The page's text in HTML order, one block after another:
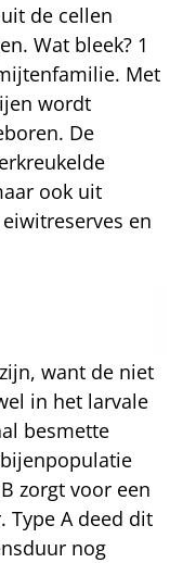
de cellen
Wat bleek? 1
Met
wordt
De
ook uit
en
want de niet
in het larvale
besmette
zorgt voor een
Type A deed dit
nog